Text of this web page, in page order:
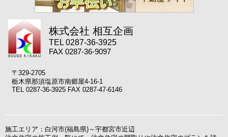
株式会社 相互企画
TEL 0287-36-3925
FAX 0287-36-9097
〒329-2705
栃木県那須塩原市南郷屋4-16-1
TEL 0287-36-3925 FAX 0287-47-6146
施工エリア：白河市(福島県)～宇都宮市近辺